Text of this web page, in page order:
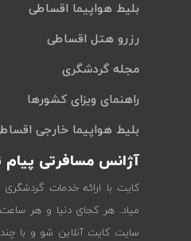
بلیط هواپیما اقساطی
رزرو هتل اقساطی
مجله گردشگری
راهنمای ویزای کشورها
بلیط هواپیما خارجی
آژانس مسافرتی
کایت با ارائه خدمات گردشگری
میاد. هر کجای دنیا و هر
سایت کایت آنلاین شو و با